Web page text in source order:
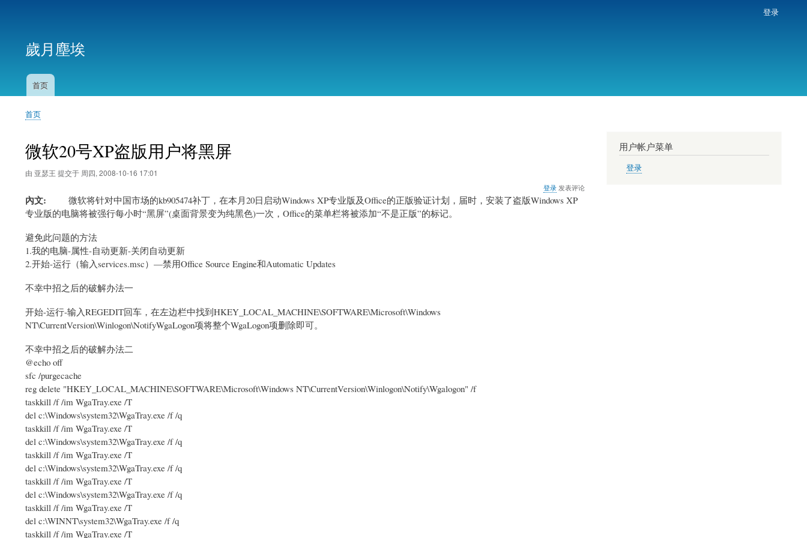
登录
歲月塵埃
航
首页
面
屑
首页
微软20号XP盗版用户将黑屏
由 亚瑟王 提交于 周四, 2008-10-16 17:01
登录发表评论
內文 微软将针对中国市场的kb905474补丁，在本月20日启动Windows XP专业版及Office的正版验证计划，届时，安装了盗版Windows XP
专业版的电脑将被强行每小时“黑屏”(桌面背景变为纯黑色)一次，Office的菜单栏将被添加“不是正版”的标记。
避免此问题的方法
1.我的电脑-属性-自动更新-关闭自动更新
2.开始-运行（输入services.msc）—禁用Office Source Engine和Automatic Updates
不幸中招之后的破解办法一
开始-运行-输入REGEDIT回车，在左边栏中找到HKEY_LOCAL_MACHINE\SOFTWARE\Microsoft\Windows
NT\CurrentVersion\Winlogon\NotifyWgaLogon项将整个WgaLogon项删除即可。
不幸中招之后的破解办法二
@echo off
sfc /purgecache
reg delete "HKEY_LOCAL_MACHINE\SOFTWARE\Microsoft\Windows NT\CurrentVersion\Winlogon\Notify\Wgalogon" /f
taskkill /f /im WgaTray.exe /T
del c:\Windows\system32\WgaTray.exe /f /q
taskkill /f /im WgaTray.exe /T
del c:\Windows\system32\WgaTray.exe /f /q
taskkill /f /im WgaTray.exe /T
del c:\Windows\system32\WgaTray.exe /f /q
taskkill /f /im WgaTray.exe /T
del c:\Windows\system32\WgaTray.exe /f /q
taskkill /f /im WgaTray.exe /T
del c:\WINNT\system32\WgaTray.exe /f /q
taskkill /f /im WgaTray.exe /T
用户帐户菜单
登录